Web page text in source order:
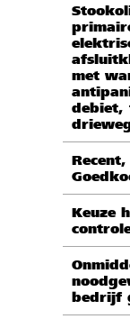
met
debiet,
Keuze
bedrijf